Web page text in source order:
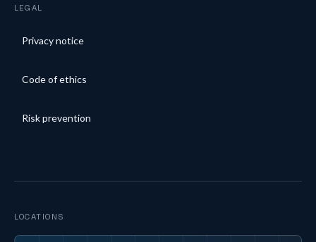
LEGAL
Privacy notice
Code of ethics
Risk prevention
LOCATIONS